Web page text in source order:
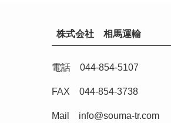
株式会社 相馬運輸
電話 044-854-5107
FAX 044-854-3738
Mail info@souma-tr.com